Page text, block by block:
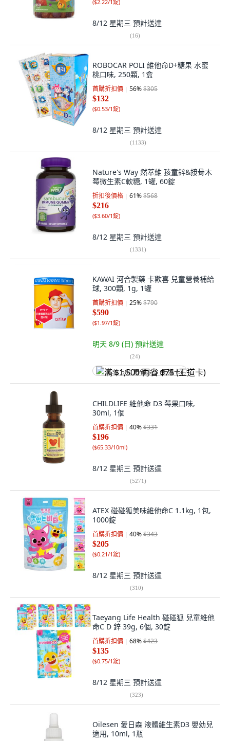
($2.22/1錠)
8/12 星期三 預計送達
(16)
ROBOCAR POLI 維他命D+糖果 水蜜
桃口味, 250顆, 1盒
首購折扣價 56%$305
$132
($0.53/1錠)
8/12 星期三 預計送達
(1133)
Nature's Way 然萃維 孩童鋅&接骨木
莓微生素C軟糖, 1罐, 60錠
折扣後價格 61%$568
$216
($3.60/1錠)
8/12 星期三 預計送達
(1331)
KAWAI 河合製藥 卡歡喜 兒童營養補給
球, 300顆, 1g, 1罐
首購折扣價 25%$790
$590
($1.97/1錠)
明天 8/9 (日) 預計送達
(24)
满 $1,500 再省 $75 (王道卡)
CHILDLIFE 維他命 D3 莓果口味,
30ml, 1個
首購折扣價 40%$331
$196
($65.33/10ml)
8/12 星期三 預計送達
(5271)
ATEX 碰碰狐美味維他命C 1.1kg, 1包,
1000錠
首購折扣價 40%$343
$205
($0.21/1錠)
8/12 星期三 預計送達
(310)
Taeyang Life Health 碰碰狐 兒童維他
命C D 鋅 39g, 6個, 30錠
首購折扣價 68%$423
$135
($0.75/1錠)
8/12 星期三 預計送達
(323)
Oilesen 愛日森 液體維生素D3 嬰幼兒
適用, 10ml, 1瓶